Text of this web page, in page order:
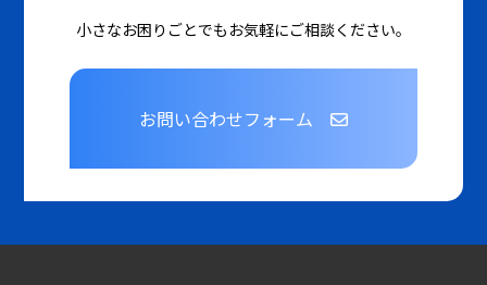
小さなお困りごとでもお気軽にご相談ください。
お問い合わせフォーム